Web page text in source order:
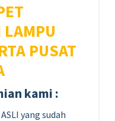
LAMPU
PUSAT
kami :
yang sudah